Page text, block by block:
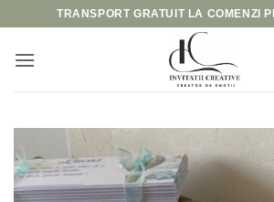
content
TRANSPORT GRATUIT LA COMENZI